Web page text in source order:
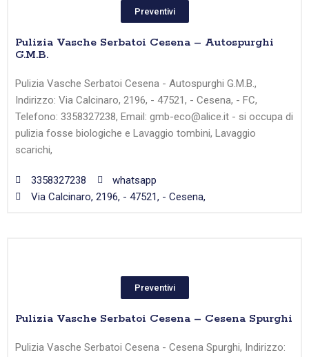
Preventivi
Pulizia Vasche Serbatoi Cesena – Autospurghi
G.M.B.
Pulizia Vasche Serbatoi Cesena - Autospurghi G.M.B.,
Indirizzo: Via Calcinaro, 2196, - 47521, - Cesena, - FC,
Telefono: 3358327238, Email: gmb-eco@alice.it - si occupa di
pulizia fosse biologiche e Lavaggio tombini, Lavaggio
scarichi,
3358327238
whatsapp
Via Calcinaro, 2196, - 47521, - Cesena,
Preventivi
Pulizia Vasche Serbatoi Cesena – Cesena Spurghi
Pulizia Vasche Serbatoi Cesena - Cesena Spurghi, Indirizzo: